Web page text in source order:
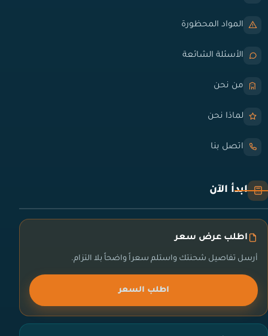
المواد المحظورة
الأسئلة الشائعة
من نحن
لماذا نحن
اتصل بنا
ابدأ الآن
اطلب عرض سعر
أرسل تفاصيل شحنتك واستلم سعراً واضحاً بلا التزام.
اطلب السعر